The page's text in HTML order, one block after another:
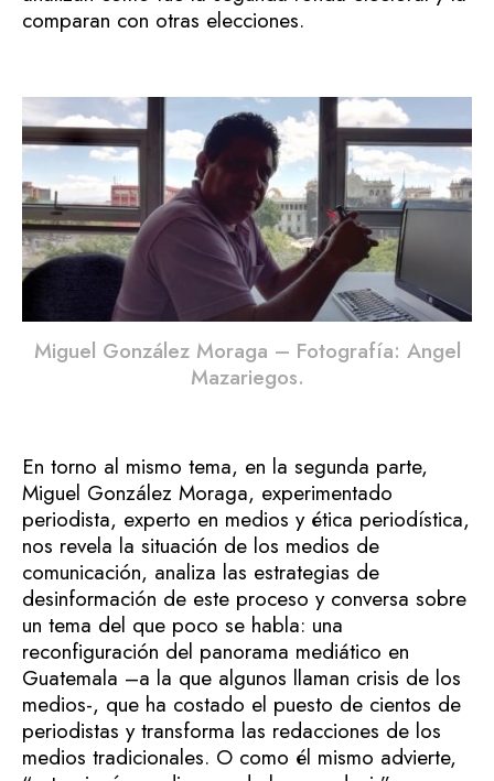
comparan con otras elecciones.
Miguel González Moraga – Fotografía: Angel
Mazariegos.
En torno al mismo tema, en la segunda parte,
Miguel González Moraga, experimentado
periodista, experto en medios y ética periodística,
nos revela la situación de los medios de
comunicación, analiza las estrategias de
desinformación de este proceso y conversa sobre
un tema del que poco se habla: una
reconfiguración del panorama mediático en
Guatemala –a la que algunos llaman crisis de los
medios-, que ha costado el puesto de cientos de
periodistas y transforma las redacciones de los
medios tradicionales. O como él mismo advierte,